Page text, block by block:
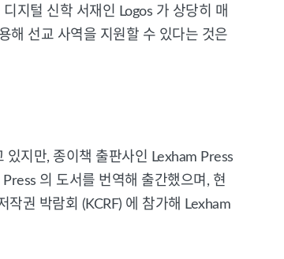
지털 신학 서재인 Logos 가 상당히 매
해 선교 사역을 지원할 수 있다는 것은
지만, 종이책 출판사인 Lexham Press
의 도서를 번역해 출간했으며, 현
권 박람회 (KCRF) 에 참가해 Lexham